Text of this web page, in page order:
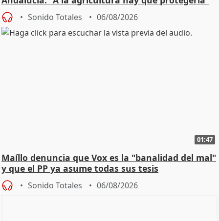
Sonido Totales 06/08/2026
01:47
Maíllo denuncia que Vox es la "banalidad del mal"
y que el PP ya asume todas sus tesis
Sonido Totales 06/08/2026